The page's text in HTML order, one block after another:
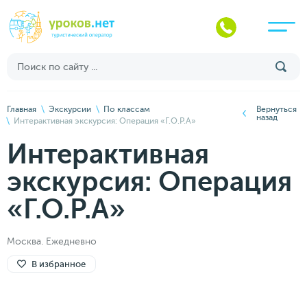
Главная Экскурсии
По классам
Интерактивная экскурсия: Операция «Г.О.Р.А»
Вернуться
назад
Интерактивная
экскурсия: Операция
«Г.О.Р.А»
Москва. Ежедневно
В избранное